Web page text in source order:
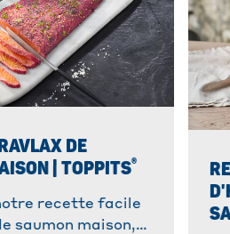
DE
| TOPPITS®
recette facile
saumon maison,